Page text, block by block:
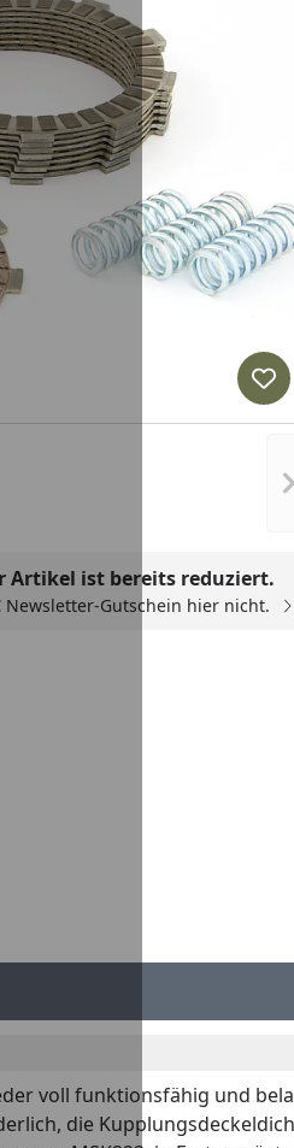
Artikel ist bereits reduziert.
Gutschein hier nicht.
voll funktionsfähig und
die